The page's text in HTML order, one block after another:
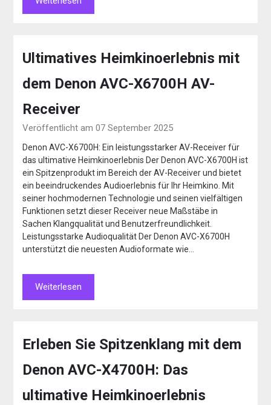
Ultimatives Heimkinoerlebnis mit
dem Denon AVC-X6700H AV-
Receiver
Veröffentlicht am 07 September 2025
Denon AVC-X6700H: Ein leistungsstarker AV-Receiver für
das ultimative Heimkinoerlebnis Der Denon AVC-X6700H ist
ein Spitzenprodukt im Bereich der AV-Receiver und bietet
ein beeindruckendes Audioerlebnis für Ihr Heimkino. Mit
seiner hochmodernen Technologie und seinen vielfältigen
Funktionen setzt dieser Receiver neue Maßstäbe in
Sachen Klangqualität und Benutzerfreundlichkeit.
Leistungsstarke Audioqualität Der Denon AVC-X6700H
unterstützt die neuesten Audioformate wie…
Weiterlesen
Erleben Sie Spitzenklang mit dem
Denon AVC-X4700H: Das
ultimative Heimkinoerlebnis